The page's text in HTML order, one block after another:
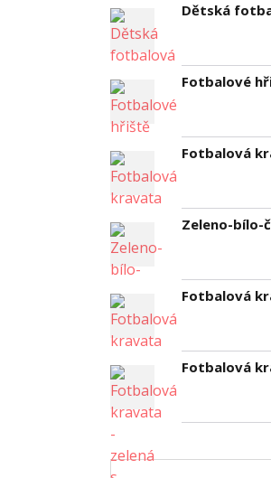
Dětská
Fotbalové
Fotbalová
Zeleno-
Fotbalová
Fotbalová